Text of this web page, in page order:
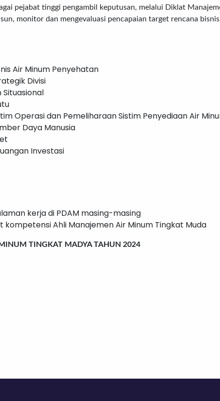
pejabat tinggi pengambil keputusan, melalui Diklat
monitor dan mengevaluasi pencapaian target rencana
Air Minum Penyehatan
Divisi
Operasi dan Pemeliharaan Sistim Penyediaan Air
Daya Manusia
Investasi
kerja di PDAM masing-masing
Ahli Manajemen Air Minum Tingkat Muda
TINGKAT MADYA TAHUN 2024